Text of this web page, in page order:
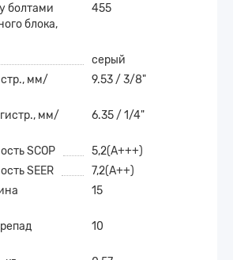
болтами
блока,
455
серый
мм/
9.53 / 3/8"
мм/
6.35 / 1/4"
SCOP
5,2(А+++)
SEER
7,2(А++)
15
10